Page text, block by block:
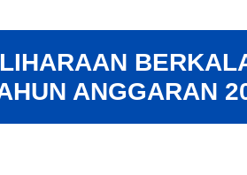
ANGGARAN